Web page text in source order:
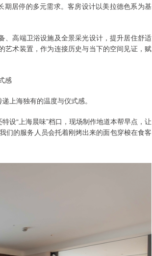
居停的多元需求。客房设计以美拉德色系为基
、高端卫浴设施及全景采光设计，提升居住舒适
艺术装置，作为连接历史与当下的空间见证，赋
感
上海独有的温度与仪式感。
设“上海晨味”档口，现场制作地道本帮早点，让
们的服务人员会托着刚烤出来的面包穿梭在食客